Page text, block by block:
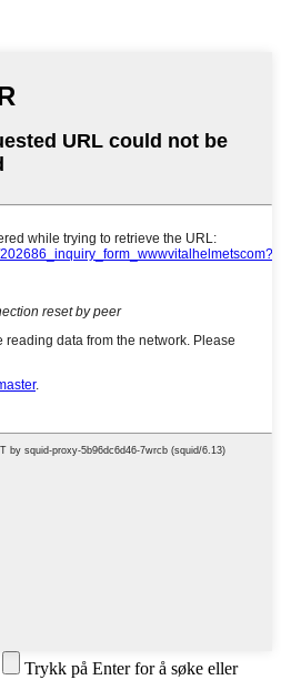
Trykk på Enter for å søke eller